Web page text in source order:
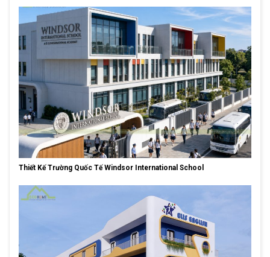
Thiết Kế Trường Quốc Tế Windsor International School